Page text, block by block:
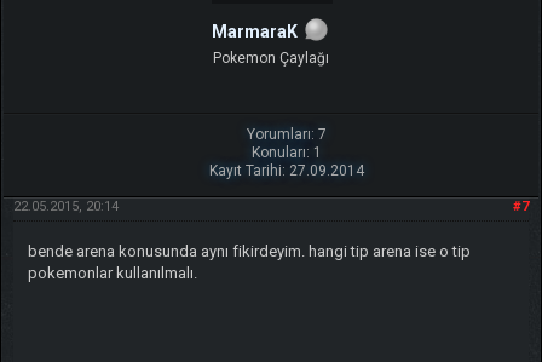
MarmaraK
Pokemon Çaylağı
Yorumları: 7
Konuları: 1
Kayıt Tarihi: 27.09.2014
#7
22.05.2015, 20:14
bende arena konusunda aynı fikirdeyim. hangi tip arena ise o tip
pokemonlar kullanılmalı.